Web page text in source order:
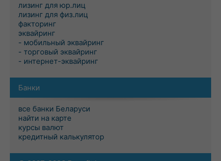
лизинг для юр.лиц
лизинг для физ.лиц
факторинг
эквайринг
- мобильный эквайринг
- торговый эквайринг
- интернет-эквайринг
Банки
все банки Беларуси
найти на карте
курсы валют
кредитный калькулятор